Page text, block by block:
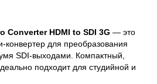
Converter HDMI to SDI 3G — это
для преобразования
SDI-выходами. Компактный,
подходит для студийной и